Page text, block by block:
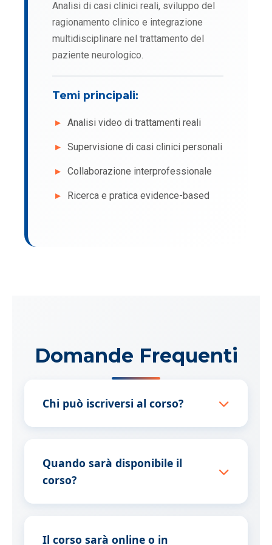
Analisi di casi clinici reali, sviluppo del
ragionamento clinico e integrazione
multidisciplinare nel trattamento del
paziente neurologico.
Temi principali:
Analisi video di trattamenti reali
Supervisione di casi clinici personali
Collaborazione interprofessionale
Ricerca e pratica evidence-based
Domande Frequenti
Chi può iscriversi al corso?
professione. È richiesta una buona
conoscenza di base della neurologia e della
neuropsicologia del linguaggio.
Quando sarà disponibile il
corso?
Il corso sarà online o in